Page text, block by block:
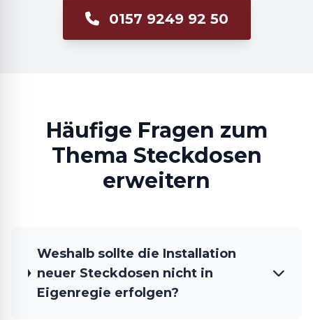
0157 9249 92 50
Häufige Fragen zum
Thema Steckdosen
erweitern
Weshalb sollte die Installation
neuer Steckdosen nicht in
Eigenregie erfolgen?